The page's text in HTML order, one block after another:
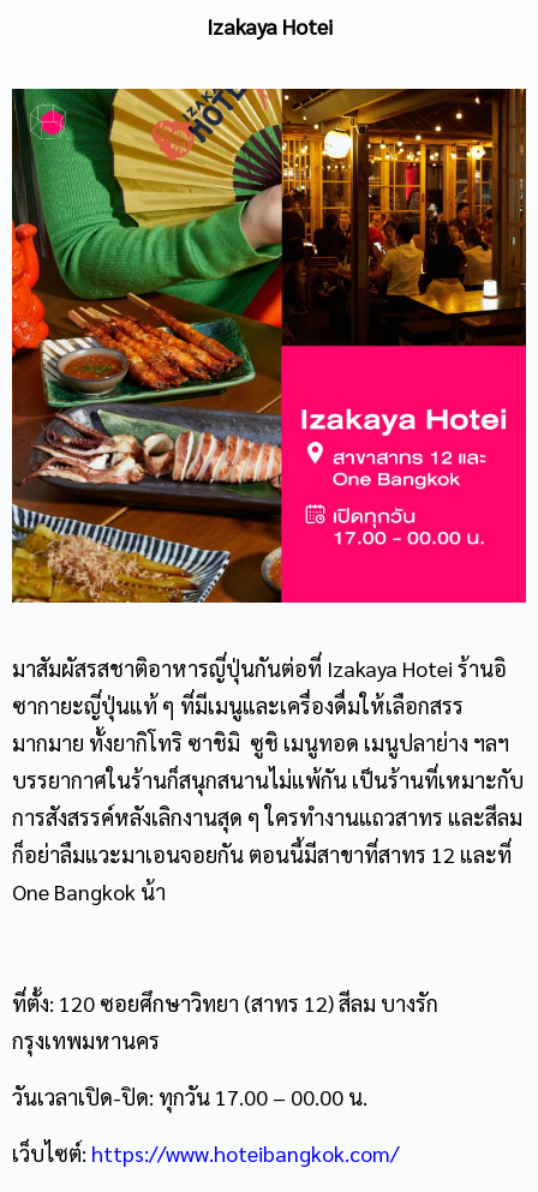
Izakaya Hotei
มาสัมผัสรสชาติอาหารญี่ปุ่นกันต่อที่ Izakaya Hotei ร้านอิ
ซากายะญี่ปุ่นแท้ ๆ ที่มีเมนูและเครื่องดื่มให้เลือกสรร
มากมาย ทั้งยากิโทริ ซาชิมิ ซูชิ เมนูทอด เมนูปลาย่าง ฯลฯ
บรรยากาศในร้านก็สนุกสนานไม่แพ้กัน เป็นร้านที่เหมาะกับ
การสังสรรค์หลังเลิกงานสุด ๆ ใครทำงานแถวสาทร และสีลม
ก็อย่าลืมแวะมาเอนจอยกัน ตอนนี้มีสาขาที่สาทร 12 และที่
One Bangkok น้า
ที่ตั้ง: 120 ซอยศึกษาวิทยา (สาทร 12) สีลม บางรัก
กรุงเทพมหานคร
วันเวลาเปิด-ปิด: ทุกวัน 17.00 – 00.00 น.
เว็บไซต์: https://www.hoteibangkok.com/